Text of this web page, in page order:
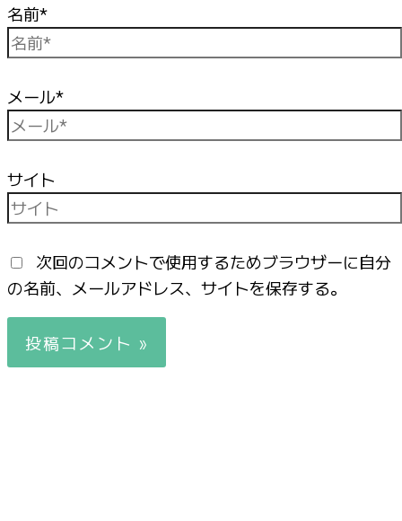
名前*
メール*
サイト
次回のコメントで使用するためブラウザーに自分
の名前、メールアドレス、サイトを保存する。